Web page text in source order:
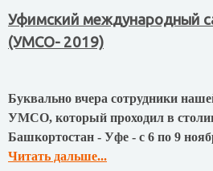
Уфимский международный
(УМСО- 2019)
Буквально вчера сотрудники
УМСО, который проходил в
Башкортостан - Уфе - с 6 по 9
Читать дальше...